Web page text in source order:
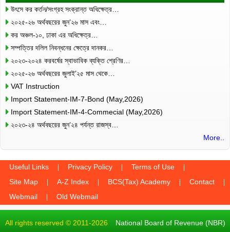
উৎসে কর কর্তন/সংগ্রহ সংক্রান্ত অধিক্ষেত্র…
২০২৫-২৬ অর্থবছরের জুন’২৬ মাস এবং…
কর অঞ্চল-১০, ঢাকা এর অধিক্ষেত্র…
সম্পত্তির দলিল নিবন্ধনের ক্ষেত্রে দানকর…
২০২৩-২০২৪ করবর্ষের স্বাভাবিক ব্যক্তি শ্রেণির…
২০২৫-২৬ অর্থবছরের জুলাই’২৫ মাস থেকে…
VAT Instruction
Import Statement-IM-7-Bond (May,2026)
Import Statement-IM-4-Commecial (May,2026)
২০২৩-২৪ অর্থবছরের জুন’২৪ পর্যন্ত রাজস্ব…
More..
Useful Links Privacy Policy
Terms of Use
Site Map
A-Z Index BCS(Tax) Academy
Contact
Webmail
Old Webmail
All rights reserved © 2011-2026 National Board of Revenue (NBR)